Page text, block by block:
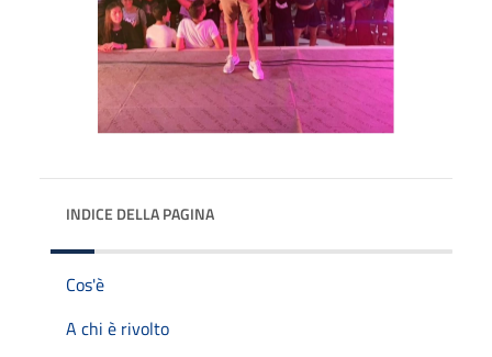
INDICE DELLA PAGINA
Cos'è
A chi è rivolto